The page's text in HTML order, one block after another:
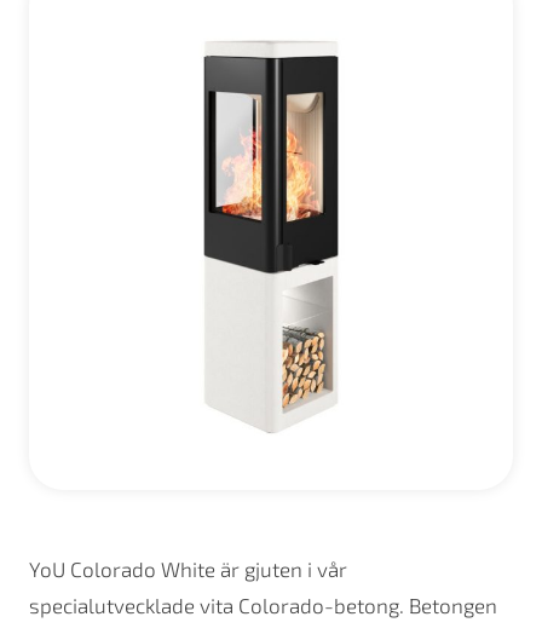
YoU Colorado White är gjuten i vår
specialutvecklade vita Colorado-betong. Betongen